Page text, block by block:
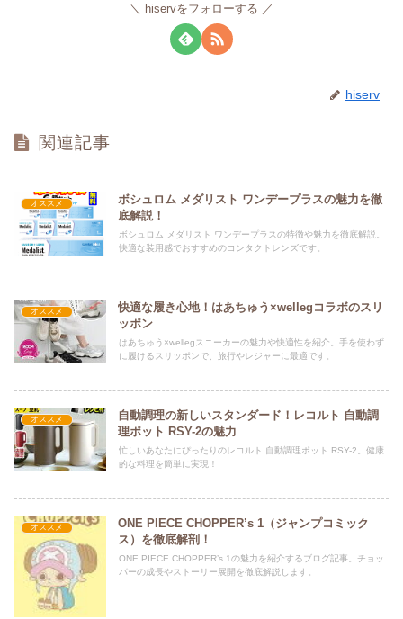
hiservをフォローする
hiserv
関連記事
オススメ
ボシュロム メダリスト ワンデープラスの魅力を徹
底解説！
ボシュロム メダリスト ワンデープラスの特徴や魅力を徹底解説。
快適な装用感でおすすめのコンタクトレンズです。
オススメ
快適な履き心地！はあちゅう×wellegコラボのスリ
ッポン
はあちゅう×wellegスニーカーの魅力や快適性を紹介。手を使わず
に履けるスリッポンで、旅行やレジャーに最適です。
オススメ
自動調理の新しいスタンダード！レコルト 自動調
理ポット RSY-2の魅力
忙しいあなたにぴったりのレコルト 自動調理ポット RSY-2。健康
的な料理を簡単に実現！
オススメ
ONE PIECE CHOPPER’s 1（ジャンプコミック
ス）を徹底解剖！
ONE PIECE CHOPPER’s 1の魅力を紹介するブログ記事。チョッ
パーの成長やストーリー展開を徹底解説します。